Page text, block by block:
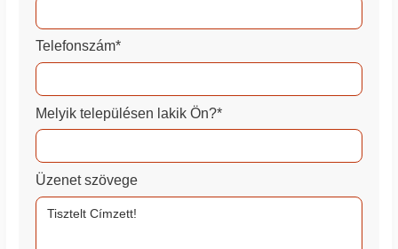
Telefonszám*
Melyik településen lakik Ön?*
Üzenet szövege